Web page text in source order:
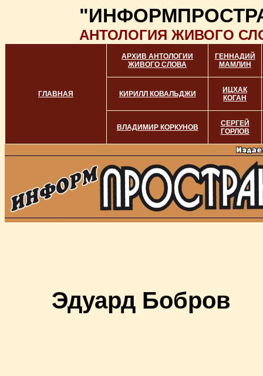
АНТОЛОГИЯ ЖИВОГО
ГЛАВНАЯ
АРХИВ АНТОЛОГИИ
ЖИВОГО СЛОВА
ГЕННАДИЙ
МАМЛИН
КИРИЛЛ КОВАЛЬДЖИ
ИЦХАК
КОГАН
ВЛАДИМИР КОРКУНОВ
СЕРГЕЙ
ГОРЛОВ
Эдуард Бобров